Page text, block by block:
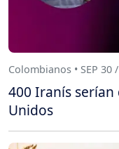
Colombianos • SEP 30
400 Iranís
Unidos